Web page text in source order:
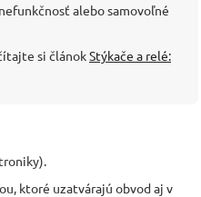
alebo samovoľné
si článokStýkače a relé:
ktoré uzatvárajú obvod aj v